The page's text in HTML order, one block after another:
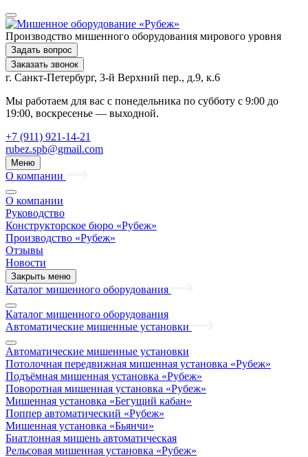
Производство мишенного оборудования мирового уровня
Задать вопрос
Заказать звонок
г. Санкт-Петербург, 3-й Верхний пер., д.9, к.6
Мы работаем для вас с понедельника по субботу с 9:00 до
19:00, воскресенье — выходной.
+7 (911) 921-14-21
rubez.spb@gmail.com
Меню
О компании
О компании
Руководство
Конструкторское бюро «Рубеж»
Производство «Рубеж»
Отзывы
Новости
Закрыть меню
Каталог мишенного оборудования
Каталог мишенного оборудования
Автоматические мишенные установки
Автоматические мишенные установки
Потолочная передвижная мишенная установка «Рубеж»
Подъёмная мишенная установка «Рубеж»
Поворотная мишенная установка «Рубеж»
Мишенная установка «Бегущий кабан»
Поппер автоматический «Рубеж»
Мишенная установка «Бьянчи»
Биатлонная мишень автоматическая
Рельсовая мишенная установка «Рубеж»